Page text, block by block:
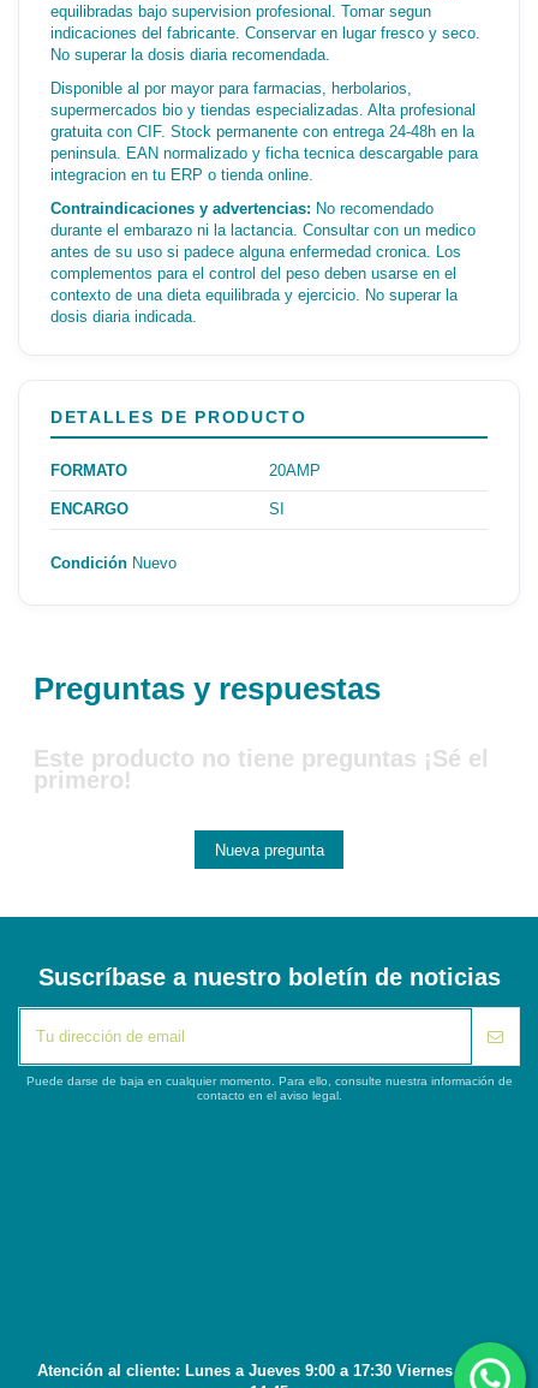
equilibradas bajo supervision profesional. Tomar segun
indicaciones del fabricante. Conservar en lugar fresco y seco.
No superar la dosis diaria recomendada.
Disponible al por mayor para farmacias, herbolarios,
supermercados bio y tiendas especializadas. Alta profesional
gratuita con CIF. Stock permanente con entrega 24-48h en la
peninsula. EAN normalizado y ficha tecnica descargable para
integracion en tu ERP o tienda online.
Contraindicaciones y advertencias: No recomendado
durante el embarazo ni la lactancia. Consultar con un medico
antes de su uso si padece alguna enfermedad cronica. Los
complementos para el control del peso deben usarse en el
contexto de una dieta equilibrada y ejercicio. No superar la
dosis diaria indicada.
DETALLES DE PRODUCTO
FORMATO 20AMP
ENCARGO SI
Condición Nuevo
Preguntas y respuestas
Este producto no tiene preguntas ¡Sé el
primero!
Nueva pregunta
Suscríbase a nuestro boletín de noticias
Puede darse de baja en cualquier momento. Para ello, consulte nuestra información de
contacto en el aviso legal.
Atención al cliente: Lunes a Jueves 9:00 a 17:30 Viernes 8:45 a